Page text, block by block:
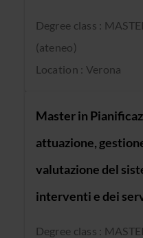
Degree class :
(ateneo)
Location : Verona
Master in
attuazione,
valutazione del
interventi e dei
Degree class :